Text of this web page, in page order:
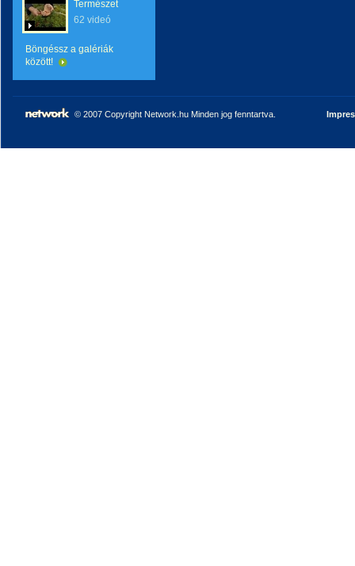
Természet
62 videó
Böngéssz a galériák
között!
© 2007 Copyright Network.hu Minden jog fenntartva.